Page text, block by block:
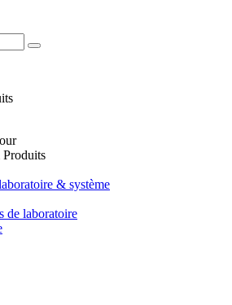
& système
de laboratoire